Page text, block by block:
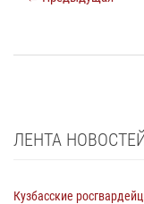
ЛЕНТА
Кузбасские